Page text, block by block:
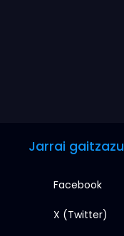
Jarrai gaitzazu
Facebook
X (Twitter)